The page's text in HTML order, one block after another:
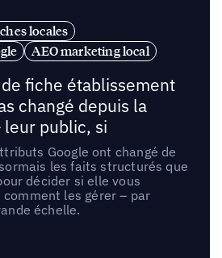
locales
AEO marketing local
fiche établissement
changé depuis la
public, si
Google ont changé de
les faits structurés que
décider si elle vous
les gérer – par
échelle.